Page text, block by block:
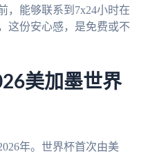
，能够联系到7x24小时在
这份安心感，是免费或不
美加墨世界
年。世界杯首次由美